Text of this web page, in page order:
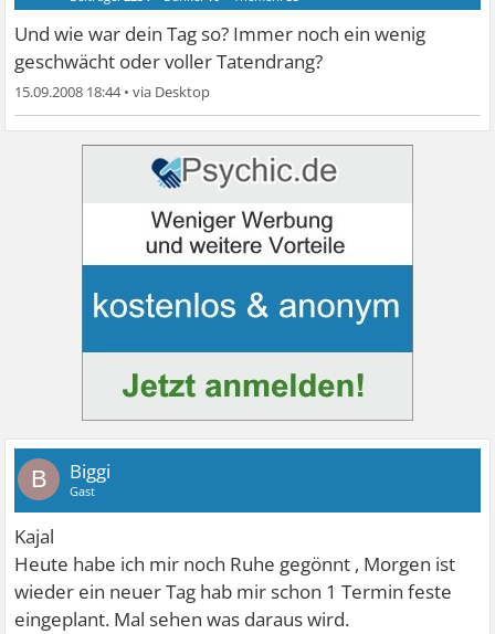
Und wie war dein Tag so? Immer noch ein wenig
geschwächt oder voller Tatendrang?
15.09.2008 18:44•
B Biggi
Gast
Kajal
Heute habe ich mir noch Ruhe gegönnt , Morgen ist
wieder ein neuer Tag hab mir schon 1 Termin feste
eingeplant. Mal sehen was daraus wird.